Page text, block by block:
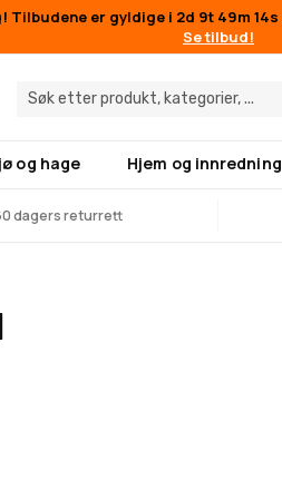
Tilbudene er gyldige i 2d 9t 49m 13s
Se tilbud!
og hage Hjem og innredning
dagers returrett